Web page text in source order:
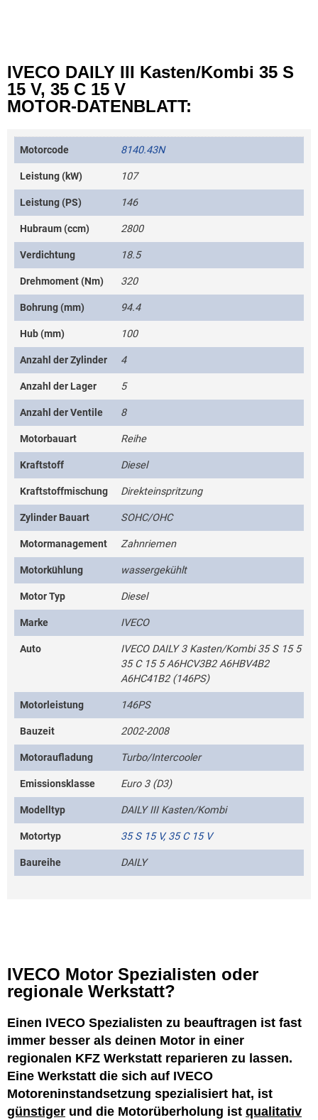
IVECO DAILY III Kasten/Kombi 35 S
15 V, 35 C 15 V
MOTOR-DATENBLATT:
Motorcode 8140.43N
Leistung (kW) 107
Leistung (PS) 146
Hubraum (ccm) 2800
Verdichtung 18.5
Drehmoment (Nm) 320
Bohrung (mm) 94.4
Hub (mm) 100
Anzahl der Zylinder 4
Anzahl der Lager 5
Anzahl der Ventile 8
Motorbauart Reihe
Kraftstoff Diesel
Kraftstoffmischung Direkteinspritzung
Zylinder Bauart SOHC/OHC
Motormanagement Zahnriemen
Motorkühlung wassergekühlt
Motor Typ Diesel
Marke IVECO
Auto
IVECO DAILY 3 Kasten/Kombi 35 S 15 5
35 C 15 5 A6HCV3B2 A6HBV4B2
A6HC41B2 (146PS)
Motorleistung 146PS
Bauzeit 2002-2008
Motoraufladung Turbo/Intercooler
Emissionsklasse Euro 3 (D3)
Modelltyp DAILY III Kasten/Kombi
Motortyp 35 S 15 V, 35 C 15 V
Baureihe DAILY
IVECO Motor Spezialisten oder
regionale Werkstatt?
Einen IVECO Spezialisten zu beauftragen ist fast
immer besser als deinen Motor in einer
regionalen KFZ Werkstatt reparieren zu lassen.
Eine Werkstatt die sich auf IVECO
Motoreninstandsetzung spezialisiert hat, ist
günstiger und die Motorüberholung ist qualitativ